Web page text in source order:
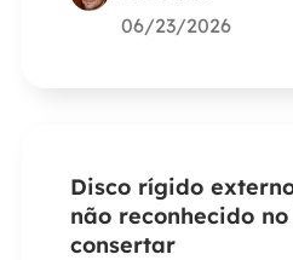
armazenamento
06/23/2026
Disco rígido
não reconhecido
consertar